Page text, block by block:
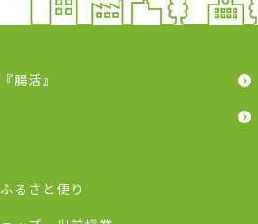
腸活』
るさと便り